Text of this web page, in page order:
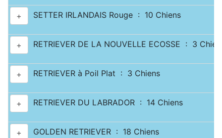
+ SETTER IRLANDAIS Rouge : 10 Chiens
+ RETRIEVER DE LA NOUVELLE ECOSSE : 3
+ RETRIEVER à Poil Plat : 3 Chiens
+ RETRIEVER DU LABRADOR : 14 Chiens
+ GOLDEN RETRIEVER : 18 Chiens